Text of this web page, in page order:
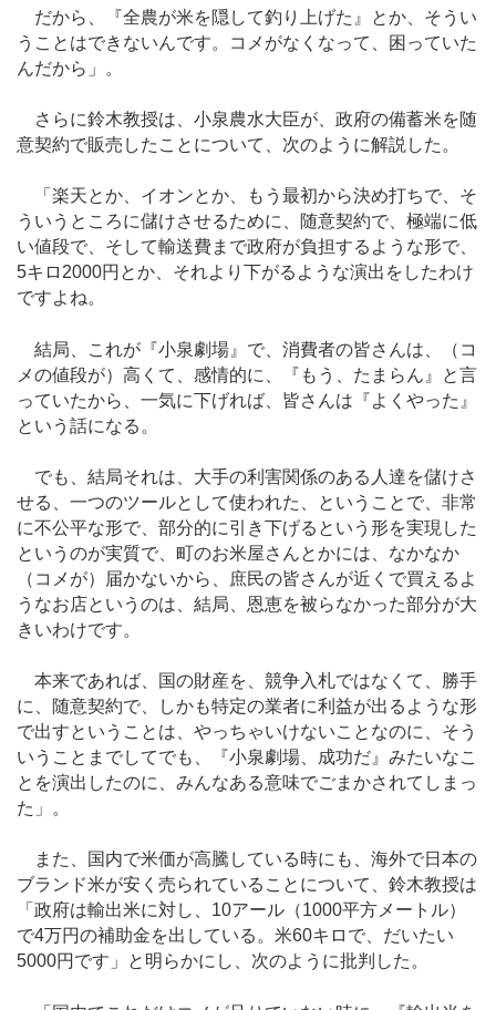
だから、『全農が米を隠して釣り上げた』とか、そうい
うことはできないんです。コメがなくなって、困っていた
んだから」。
さらに鈴木教授は、小泉農水大臣が、政府の備蓄米を随
意契約で販売したことについて、次のように解説した。
「楽天とか、イオンとか、もう最初から決め打ちで、そ
ういうところに儲けさせるために、随意契約で、極端に低
い値段で、そして輸送費まで政府が負担するような形で、
5キロ2000円とか、それより下がるような演出をしたわけ
ですよね。
結局、これが『小泉劇場』で、消費者の皆さんは、（コ
メの値段が）高くて、感情的に、『もう、たまらん』と言
っていたから、一気に下げれば、皆さんは『よくやった』
という話になる。
でも、結局それは、大手の利害関係のある人達を儲けさ
せる、一つのツールとして使われた、ということで、非常
に不公平な形で、部分的に引き下げるという形を実現した
というのが実質で、町のお米屋さんとかには、なかなか
（コメが）届かないから、庶民の皆さんが近くで買えるよ
うなお店というのは、結局、恩恵を被らなかった部分が大
きいわけです。
本来であれば、国の財産を、競争入札ではなくて、勝手
に、随意契約で、しかも特定の業者に利益が出るような形
で出すということは、やっちゃいけないことなのに、そう
いうことまでしてでも、『小泉劇場、成功だ』みたいなこ
とを演出したのに、みんなある意味でごまかされてしまっ
た」。
また、国内で米価が高騰している時にも、海外で日本の
ブランド米が安く売られていることについて、鈴木教授は
「政府は輸出米に対し、10アール（1000平方メートル）
で4万円の補助金を出している。米60キロで、だいたい
5000円です」と明らかにし、次のように批判した。